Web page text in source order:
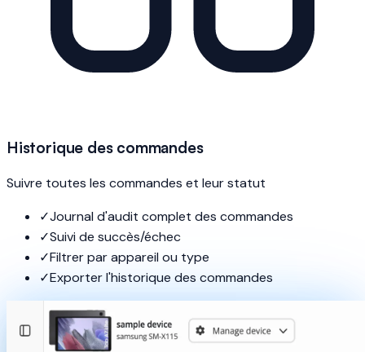
Historique des commandes
Suivre toutes les commandes et leur statut
✓Journal d'audit complet des commandes
✓Suivi de succès/échec
✓Filtrer par appareil ou type
✓Exporter l'historique des commandes